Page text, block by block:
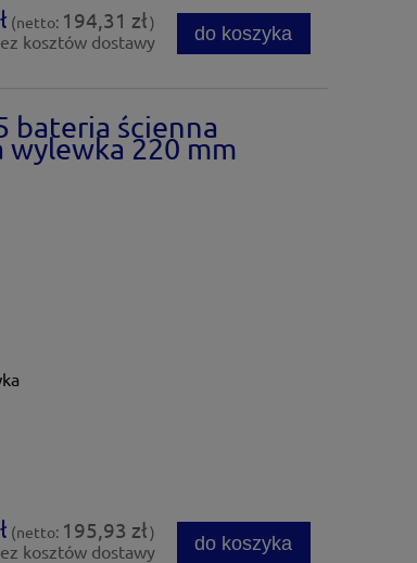
(netto: 194,31 zł)
kosztów dostawy do koszyka
bateria ścienna
wylewka 220 mm
(netto: 195,93 zł)
kosztów dostawy do koszyka